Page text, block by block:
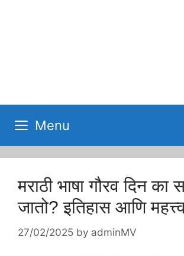
Menu
मराठी भाषा गौरव दिन का
जातो? इतिहास आणि
27/02/2025 by adminMV